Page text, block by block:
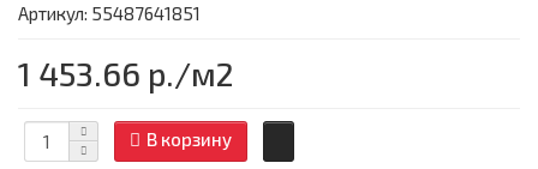
Артикул: 55487641851
1 453.66 р./м2
В корзину